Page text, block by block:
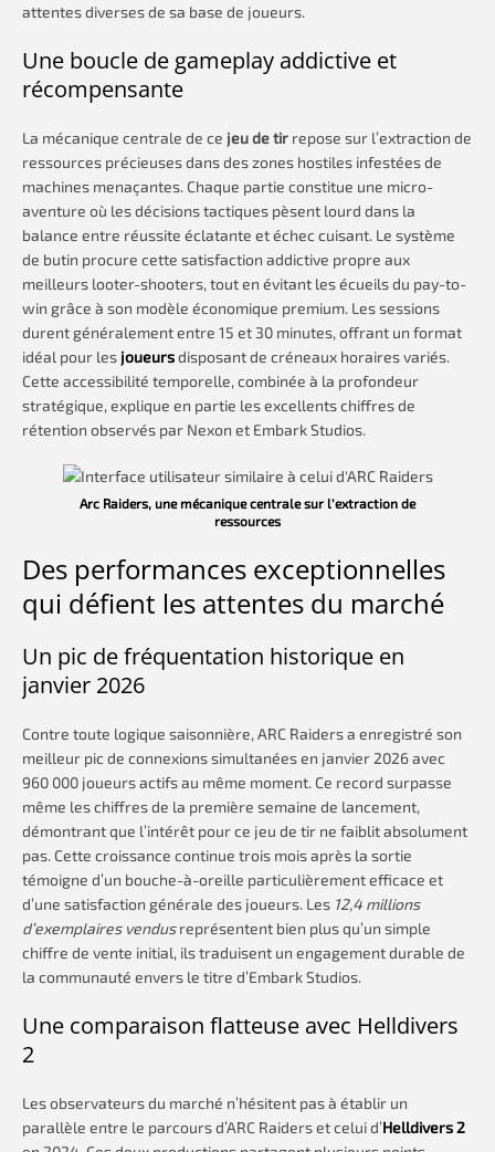
attentes diverses de sa base de joueurs.
Une boucle de gameplay addictive et
récompensante
La mécanique centrale de ce jeu de tir repose sur l’extraction de
ressources précieuses dans des zones hostiles infestées de
machines menaçantes. Chaque partie constitue une micro-
aventure où les décisions tactiques pèsent lourd dans la
balance entre réussite éclatante et échec cuisant. Le système
de butin procure cette satisfaction addictive propre aux
meilleurs looter-shooters, tout en évitant les écueils du pay-to-
win grâce à son modèle économique premium. Les sessions
durent généralement entre 15 et 30 minutes, offrant un format
idéal pour les joueursdisposant de créneaux horaires variés.
Cette accessibilité temporelle, combinée à la profondeur
stratégique, explique en partie les excellents chiffres de
rétention observés par Nexon et Embark Studios.
Arc Raiders, une mécanique centrale sur l’extraction de
ressources
Des performances exceptionnelles
qui défient les attentes du marché
Un pic de fréquentation historique en
janvier 2026
Contre toute logique saisonnière, ARC Raiders a enregistré son
meilleur pic de connexions simultanées en janvier 2026 avec
960 000 joueurs actifs au même moment. Ce record surpasse
même les chiffres de la première semaine de lancement,
démontrant que l’intérêt pour ce jeu de tir ne faiblit absolument
pas. Cette croissance continue trois mois après la sortie
témoigne d’un bouche-à-oreille particulièrement efficace et
d’une satisfaction générale des joueurs. Les 12,4 millions
d’exemplaires vendusreprésentent bien plus qu’un simple
chiffre de vente initial, ils traduisent un engagement durable de
la communauté envers le titre d’Embark Studios.
Une comparaison flatteuse avec Helldivers
2
Les observateurs du marché n’hésitent pas à établir un
parallèle entre le parcours d’ARC Raiders et celui d’Helldivers 2